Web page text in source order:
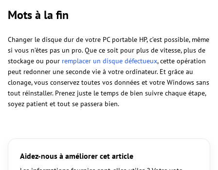
Mots à la fin
Changer le disque dur de votre PC portable HP, c’est possible, même
si vous n’êtes pas un pro. Que ce soit pour plus de vitesse, plus de
stockage ou pour remplacer un disque défectueux, cette opération
peut redonner une seconde vie à votre ordinateur. Et grâce au
clonage, vous conservez toutes vos données et votre Windows sans
tout réinstaller. Prenez juste le temps de bien suivre chaque étape,
soyez patient et tout se passera bien.
Aidez-nous à améliorer cet article